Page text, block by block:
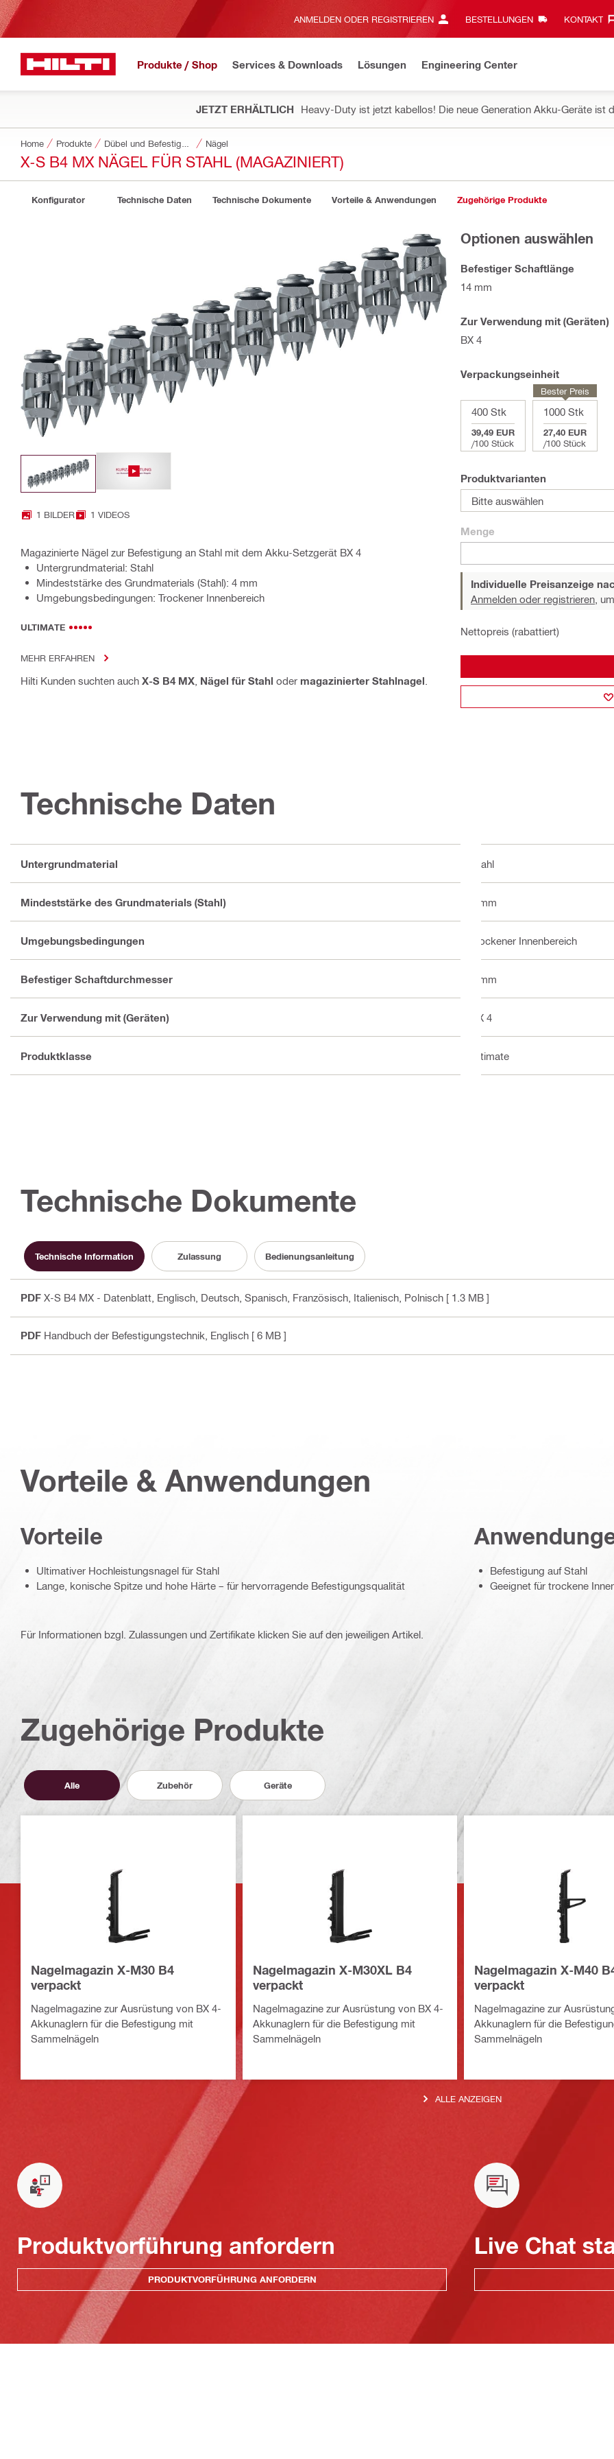
ANMELDEN ODER REGISTRIEREN BESTELLUNGEN KONTAKT‎
Produkte / Shop Services & Downloads Lösungen Engineering Center
JETZT ERHÄLTLICH Heavy-Duty ist jetzt kabellos! Die neue Generation Akku-Geräte ist
Home Produkte Nägel
X-S B4 MX NÄGEL FÜR STAHL (MAGAZINIERT)
Konfigurator Technische Daten Technische Dokumente Vorteile & Anwendungen Zugehörige Produkte
1 BILDER 1 VIDEOS
Magazinierte Nägel zur Befestigung an Stahl mit dem Akku-Setzgerät BX 4
Untergrundmaterial: Stahl
Mindeststärke des Grundmaterials (Stahl): 4 mm
Umgebungsbedingungen: Trockener Innenbereich
ULTIMATE
MEHR ERFAHREN
Hilti Kunden suchten auch X-S B4 MX Nägel für Stahl oder magazinierter Stahlnagel
Optionen auswählen
Befestiger Schaftlänge
14 mm
Zur Verwendung mit (Geräten)
BX 4
Verpackungseinheit
400 Stk
39,49 EUR
/100 Stück
1000 Stk
27,40 EUR
/100 Stück
Bester Preis
Produktvarianten
Bitte auswählen
Menge
Individuelle Preisanzeige
Anmelden oder registrieren,
Nettopreis (rabattiert)
Technische Daten
Untergrundmaterial Stahl
Mindeststärke des Grundmaterials (Stahl) 4 mm
Umgebungsbedingungen Trockener Innenbereich
Befestiger Schaftdurchmesser 3 mm
Zur Verwendung mit (Geräten) BX 4
Produktklasse Ultimate
Technische Dokumente
Technische Information Zulassung Bedienungsanleitung
PDF X-S B4 MX - Datenblatt , Englisch, Deutsch, Spanisch, Französisch, Italienisch, Polnisch [ 1.3 MB ]
PDF Handbuch der Befestigungstechnik , Englisch [ 6 MB ]
Vorteile & Anwendungen
Vorteile
Ultimativer Hochleistungsnagel für Stahl
Lange, konische Spitze und hohe Härte – für hervorragende Befestigungsqualität
Befestigung auf Stahl
Geeignet für trockene
Für Informationen bzgl. Zulassungen und Zertifikate klicken Sie auf den jeweiligen Artikel.
Zugehörige Produkte
Alle Zubehör Geräte
Nagelmagazin X-M30 B4
verpackt
Nagelmagazine zur Ausrüstung von BX 4-
Akkunaglern für die Befestigung mit
Sammelnägeln
Nagelmagazin X-M30XL B4
verpackt
Nagelmagazine zur Ausrüstung von BX 4-
Akkunaglern für die Befestigung mit
Sammelnägeln
Nagelmagazin X-M40
verpackt
Nagelmagazine zur
Akkunaglern für die
Sammelnägeln
ALLE ANZEIGEN
Produktvorführung anfordern
PRODUKTVORFÜHRUNG ANFORDERN
Live Chat